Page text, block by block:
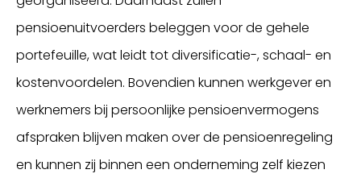
pensioenuitvoerders beleggen voor de gehele
portefeuille, wat leidt tot diversificatie-, schaal- en
kostenvoordelen. Bovendien kunnen werkgever en
werknemers bij persoonlijke pensioenvermogens
afspraken blijven maken over de pensioenregeling
en kunnen zij binnen een onderneming zelf kiezen